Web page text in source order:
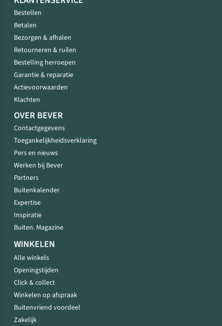
Bestellen
Betalen
Bezorgen & afhalen
Retourneren & ruilen
Bestelling herroepen
Garantie & reparatie
Actievoorwaarden
Klachten
OVER BEVER
Contactgegevens
Toegankelijkheidsverklaring
Pers en nieuws
Werken bij Bever
Partners
Buitenkalender
Expertise
Inspiratie
Buiten. Magazine
WINKELEN
Alle winkels
Openingstijden
Click & collect
Winkelen op afspraak
Buitenvriend voordeel
Zakelijk